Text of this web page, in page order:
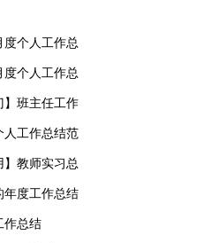
度个人工作总
度个人工作总
五篇
】班主任工作
总7篇
人工作总结范
】教师实习总
年度工作总结
作总结